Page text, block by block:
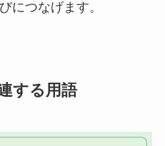
につなげます。
する用語